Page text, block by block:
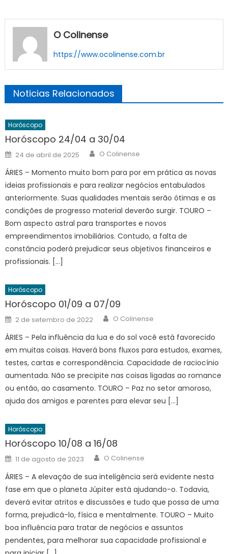
O Colinense
https://www.ocolinense.com.br
Noticias Relacionados
Horóscopo
Horóscopo 24/04 a 30/04
Posted
on
24 de abril de 2025 Author
O Colinense
ÁRIES – Momento muito bom para por em prática as novas
ideias profissionais e para realizar negócios entabulados
anteriormente. Suas qualidades mentais serão ótimas e as
condições de progresso material deverão surgir. TOURO –
Bom aspecto astral para transportes e novos
empreendimentos imobiliários. Contudo, a falta de
constância poderá prejudicar seus objetivos financeiros e
profissionais. […]
Horóscopo
Horóscopo 01/09 a 07/09
Posted
on
2 de setembro de 2022 Author
O Colinense
ÁRIES – Pela influência da lua e do sol você está favorecido
em muitas coisas. Haverá bons fluxos para estudos, exames,
testes, cartas e correspondência. Capacidade de raciocínio
aumentada. Não se precipite nas coisas ligadas ao romance
ou então, ao casamento. TOURO – Paz no setor amoroso,
ajuda dos amigos e parentes para elevar seu […]
Horóscopo
Horóscopo 10/08 a 16/08
Posted
on
11 de agosto de 2023 Author
O Colinense
ÁRIES – A elevação de sua inteligência será evidente nesta
fase em que o planeta Júpiter está ajudando-o. Todavia,
deverá evitar atritos e discussões e tudo que possa de uma
forma, prejudicá-lo, física e mentalmente. TOURO – Muito
boa influência para tratar de negócios e assuntos
pendentes, para melhorar sua capacidade profissional e